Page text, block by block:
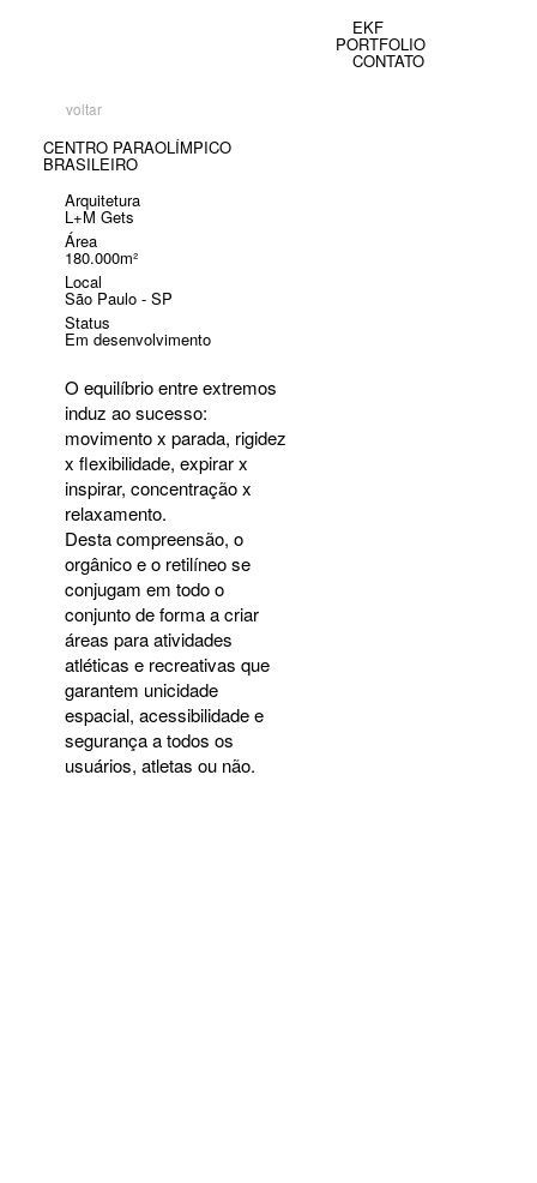
EKF
PORTFOLIO
CONTATO
voltar
CENTRO PARAOLÍMPICO
BRASILEIRO
Arquitetura
L+M Gets
Área
180.000m²
Local
São Paulo - SP
Status
Em desenvolvimento
O equilíbrio entre extremos
induz ao sucesso:
movimento x parada, rigidez
x flexibilidade, expirar x
inspirar, concentração x
relaxamento.
Desta compreensão, o
orgânico e o retilíneo se
conjugam em todo o
conjunto de forma a criar
áreas para atividades
atléticas e recreativas que
garantem unicidade
espacial, acessibilidade e
segurança a todos os
usuários, atletas ou não.